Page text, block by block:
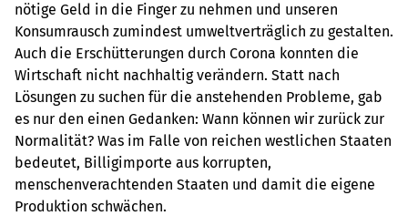
nötige Geld in die Finger zu nehmen und unseren
Konsumrausch zumindest umweltverträglich zu gestalten.
Auch die Erschütterungen durch Corona konnten die
Wirtschaft nicht nachhaltig verändern. Statt nach
Lösungen zu suchen für die anstehenden Probleme, gab
es nur den einen Gedanken: Wann können wir zurück zur
Normalität? Was im Falle von reichen westlichen Staaten
bedeutet, Billigimporte aus korrupten,
menschenverachtenden Staaten und damit die eigene
Produktion schwächen.